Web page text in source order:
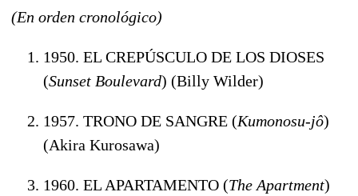
(En orden cronológico)
1950. EL CREPÚSCULO DE LOS DIOSES
(Sunset Boulevard) (Billy Wilder)
1957. TRONO DE SANGRE (Kumonosu-jô)
(Akira Kurosawa)
1960. EL APARTAMENTO (The Apartment)